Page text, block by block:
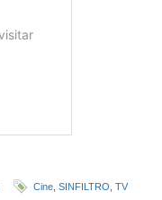
Cine SINFILTRO TV